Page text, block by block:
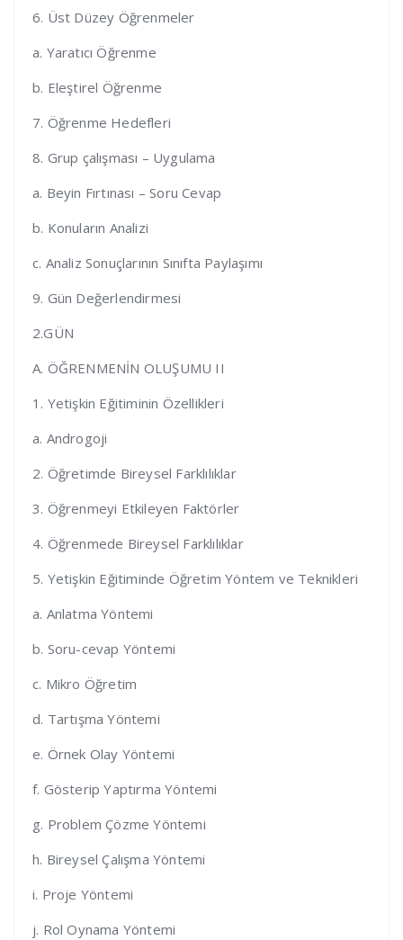
6. Üst Düzey Öğrenmeler
a. Yaratıcı Öğrenme
b. Eleştirel Öğrenme
7. Öğrenme Hedefleri
8. Grup çalışması – Uygulama
a. Beyin Fırtınası – Soru Cevap
b. Konuların Analizi
c. Analiz Sonuçlarının Sınıfta Paylaşımı
9. Gün Değerlendirmesi
2.GÜN
A. ÖĞRENMENİN OLUŞUMU II
1. Yetişkin Eğitiminin Özellikleri
a. Androgoji
2. Öğretimde Bireysel Farklılıklar
3. Öğrenmeyi Etkileyen Faktörler
4. Öğrenmede Bireysel Farklılıklar
5. Yetişkin Eğitiminde Öğretim Yöntem ve Teknikleri
a. Anlatma Yöntemi
b. Soru-cevap Yöntemi
c. Mikro Öğretim
d. Tartışma Yöntemi
e. Örnek Olay Yöntemi
f. Gösterip Yaptırma Yöntemi
g. Problem Çözme Yöntemi
h. Bireysel Çalışma Yöntemi
i. Proje Yöntemi
j. Rol Oynama Yöntemi